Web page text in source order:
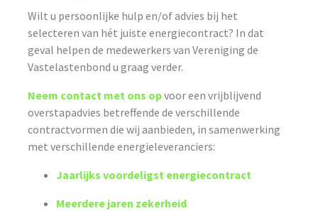
Wilt u persoonlijke hulp en/of advies bij het
selecteren van hét juiste energiecontract? In dat
geval helpen de medewerkers van Vereniging de
Vastelastenbond u graag verder.
Neem contact met ons opvoor een vrijblijvend
overstapadvies betreffende de verschillende
contractvormen die wij aanbieden, in samenwerking
met verschillende energieleveranciers:
Jaarlijks voordeligst energiecontract
Meerdere jaren zekerheid